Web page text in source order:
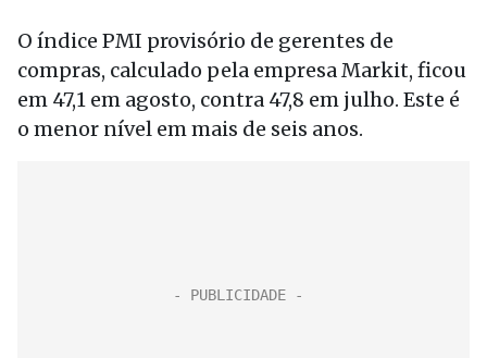
O índice PMI provisório de gerentes de
compras, calculado pela empresa Markit, ficou
em 47,1 em agosto, contra 47,8 em julho. Este é
o menor nível em mais de seis anos.